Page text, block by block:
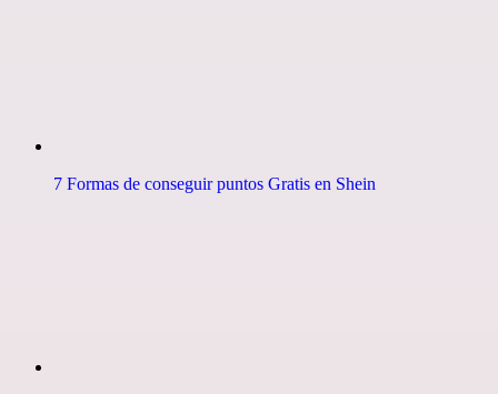
7 Formas de conseguir puntos Gratis en Shein